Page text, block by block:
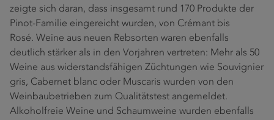
zeigte sich daran, dass insgesamt rund 170 Produkte der
Pinot-Familie eingereicht wurden, von Crémant bis
Rosé. Weine aus neuen Rebsorten waren ebenfalls
deutlich stärker als in den Vorjahren vertreten: Mehr als 50
Weine aus widerstandsfähigen Züchtungen wie Souvignier
gris, Cabernet blanc oder Muscaris wurden von den
Weinbaubetrieben zum Qualitätstest angemeldet.
Alkoholfreie Weine und Schaumweine wurden ebenfalls